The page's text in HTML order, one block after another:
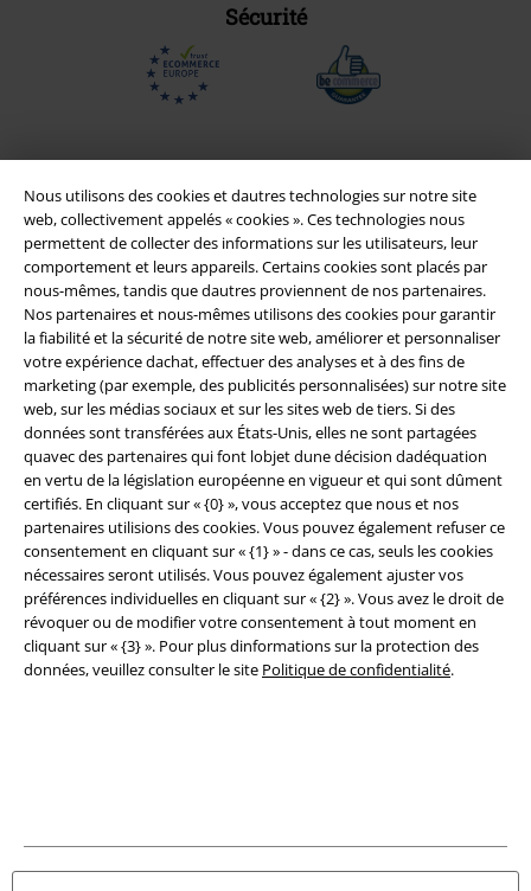
Nous utilisons des cookies et dautres technologies sur notre site
web, collectivement appelés « cookies ». Ces technologies nous
permettent de collecter des informations sur les utilisateurs, leur
comportement et leurs appareils. Certains cookies sont placés par
nous-mêmes, tandis que dautres proviennent de nos partenaires.
Nos partenaires et nous-mêmes utilisons des cookies pour garantir
la fiabilité et la sécurité de notre site web, améliorer et personnaliser
votre expérience dachat, effectuer des analyses et à des fins de
marketing (par exemple, des publicités personnalisées) sur notre site
web, sur les médias sociaux et sur les sites web de tiers. Si des
données sont transférées aux États-Unis, elles ne sont partagées
quavec des partenaires qui font lobjet dune décision dadéquation
en vertu de la législation européenne en vigueur et qui sont dûment
certifiés. En cliquant sur « {0} », vous acceptez que nous et nos
partenaires utilisions des cookies. Vous pouvez également refuser ce
consentement en cliquant sur « {1} » - dans ce cas, seuls les cookies
nécessaires seront utilisés. Vous pouvez également ajuster vos
préférences individuelles en cliquant sur « {2} ». Vous avez le droit de
révoquer ou de modifier votre consentement à tout moment en
cliquant sur « {3} ». Pour plus dinformations sur la protection des
données, veuillez consulter le site Politique de confidentialité.
Sécurité
Légal
Conditions générales
Éditeur
Clauses de confidentialité
Élimination des déchets et protection de l'environnement
Déclaration de Conformité
Informations sur l'accessibilité
denvoi.